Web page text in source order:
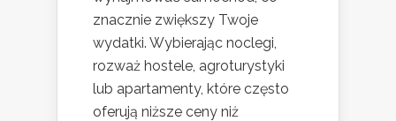
znacznie zwiększy Twoje
wydatki. Wybierając noclegi,
rozważ hostele, agroturystyki
lub apartamenty, które często
oferują niższe ceny niż